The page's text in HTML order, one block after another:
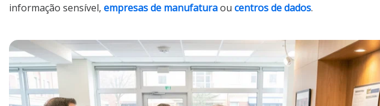
informação sensível, empresas de manufaturaou centros de dados.